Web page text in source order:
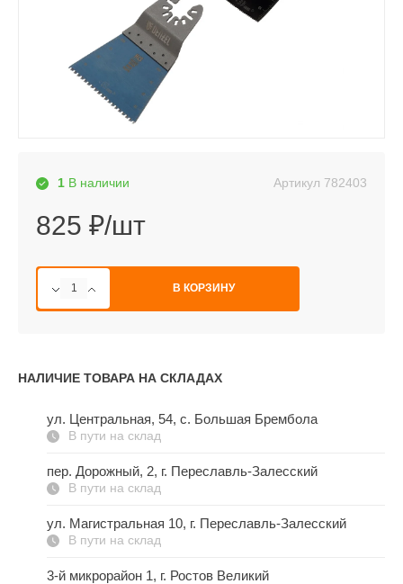
1 В наличии Артикул 782403
825 ₽/шт
В КОРЗИНУ
НАЛИЧИЕ ТОВАРА НА СКЛАДАХ
ул. Центральная, 54, c. Большая Брембола
В пути на склад
пер. Дорожный, 2, г. Переславль-Залесский
В пути на склад
ул. Магистральная 10, г. Переславль-Залесский
В пути на склад
3-й микрорайон 1, г. Ростов Великий